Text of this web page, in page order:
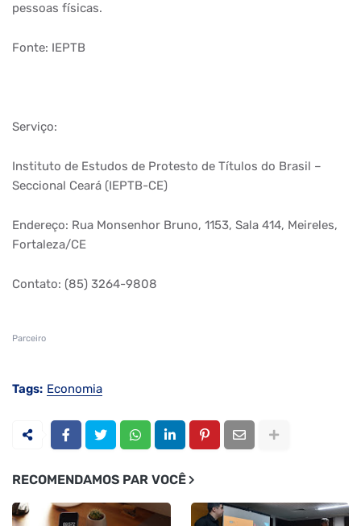
pessoas físicas.
Fonte: IEPTB
Serviço:
Instituto de Estudos de Protesto de Títulos do Brasil –
Seccional Ceará (IEPTB-CE)
Endereço: Rua Monsenhor Bruno, 1153, Sala 414, Meireles,
Fortaleza/CE
Contato: (85) 3264-9808
Parceiro
Tags: Economia
RECOMENDAMOS PAR VOCÊ